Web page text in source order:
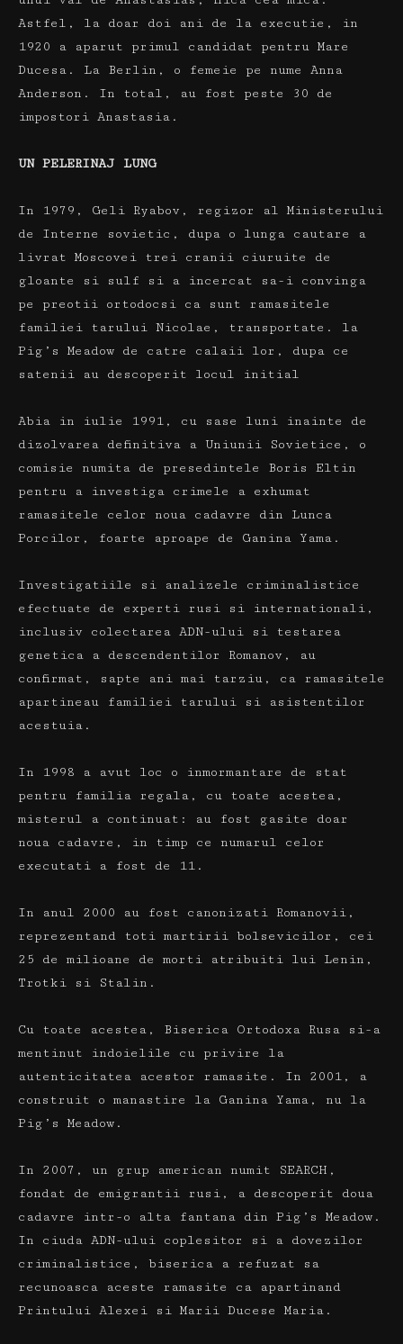
Astfel, la doar doi ani de la executie, in
1920 a aparut primul candidat pentru Mare
Ducesa. La Berlin, o femeie pe nume Anna
Anderson. In total, au fost peste 30 de
impostori Anastasia.
UN PELERINAJ LUNG
In 1979, Geli Ryabov, regizor al Ministerului
de Interne sovietic, dupa o lunga cautare a
livrat Moscovei trei cranii ciuruite de
gloante si sulf si a incercat sa-i convinga
pe preotii ortodocsi ca sunt ramasitele
familiei tarului Nicolae, transportate. la
Pig’s Meadow de catre calaii lor, dupa ce
satenii au descoperit locul initial
Abia in iulie 1991, cu sase luni inainte de
dizolvarea definitiva a Uniunii Sovietice, o
comisie numita de presedintele Boris Eltin
pentru a investiga crimele a exhumat
ramasitele celor noua cadavre din Lunca
Porcilor, foarte aproape de Ganina Yama.
Investigatiile si analizele criminalistice
efectuate de experti rusi si internationali,
inclusiv colectarea ADN-ului si testarea
genetica a descendentilor Romanov, au
confirmat, sapte ani mai tarziu, ca ramasitele
apartineau familiei tarului si asistentilor
acestuia.
In 1998 a avut loc o inmormantare de stat
pentru familia regala, cu toate acestea,
misterul a continuat: au fost gasite doar
noua cadavre, in timp ce numarul celor
executati a fost de 11.
In anul 2000 au fost canonizati Romanovii,
reprezentand toti martirii bolsevicilor, cei
25 de milioane de morti atribuiti lui Lenin,
Trotki si Stalin.
Cu toate acestea, Biserica Ortodoxa Rusa si-a
mentinut indoielile cu privire la
autenticitatea acestor ramasite. In 2001, a
construit o manastire la Ganina Yama, nu la
Pig’s Meadow.
In 2007, un grup american numit SEARCH,
fondat de emigrantii rusi, a descoperit doua
cadavre intr-o alta fantana din Pig’s Meadow.
In ciuda ADN-ului coplesitor si a dovezilor
criminalistice, biserica a refuzat sa
recunoasca aceste ramasite ca apartinand
Printului Alexei si Marii Ducese Maria.